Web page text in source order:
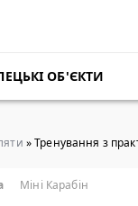
ОБ'ЄКТИ
» Тренування з
Міні Карабін